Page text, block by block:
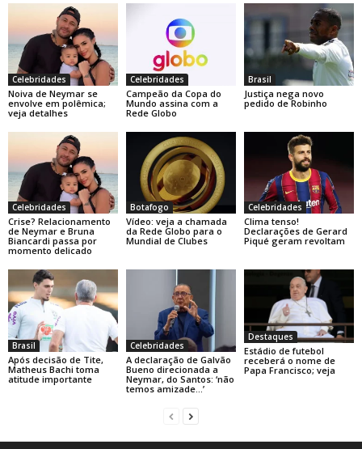
Celebridades
Noiva de Neymar se
envolve em polêmica;
veja detalhes
Celebridades
Campeão da Copa do
Mundo assina com a
Rede Globo
Brasil
Justiça nega novo
pedido de Robinho
Celebridades
Crise? Relacionamento
de Neymar e Bruna
Biancardi passa por
momento delicado
Botafogo
Vídeo: veja a chamada
da Rede Globo para o
Mundial de Clubes
Celebridades
Clima tenso!
Declarações de Gerard
Piqué geram revoltam
Brasil
Após decisão de Tite,
Matheus Bachi toma
atitude importante
Celebridades
A declaração de Galvão
Bueno direcionada a
Neymar, do Santos: ‘não
temos amizade…’
Destaques
Estádio de futebol
receberá o nome de
Papa Francisco; veja